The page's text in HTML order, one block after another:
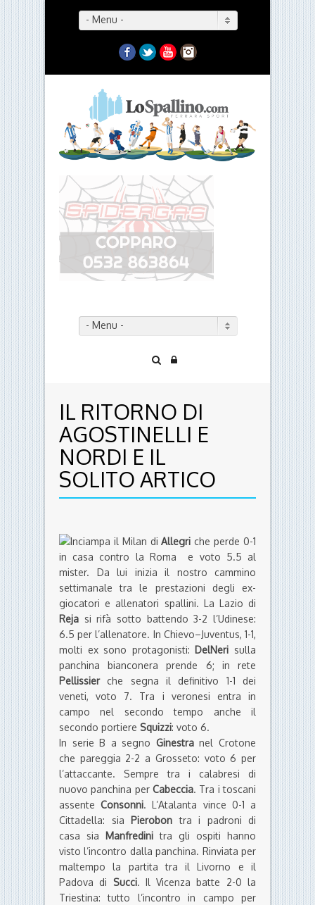
- Menu -
Facebook
TwitterYouTubeInstagram
- Menu -
IL RITORNO DI
AGOSTINELLI E
NORDI E IL
SOLITO ARTICO
Inciampa il Milan di Allegri che perde 0-1
in casa contro la Roma e voto 5.5 al
mister. Da lui inizia il nostro cammino
settimanale tra le prestazioni degli ex-
giocatori e allenatori spallini. La Lazio di
Reja si rifà sotto battendo 3-2 l’Udinese:
6.5 per l’allenatore. In Chievo–Juventus, 1-1,
molti ex sono protagonisti: DelNeri sulla
panchina bianconera prende 6; in rete
Pellissierche segna il definitivo 1-1 dei
veneti, voto 7. Tra i veronesi entra in
campo nel secondo tempo anche il
secondo portiere Squizzi: voto 6.
In serie B a segno Ginestranel Crotone
che pareggia 2-2 a Grosseto: voto 6 per
l’attaccante. Sempre tra i calabresi di
nuovo panchina per Cabeccia. Tra i toscani
assenteConsonni. L’Atalanta vince 0-1 a
Cittadella: sia Pierobon tra i padroni di
casa sia Manfredini tra gli ospiti hanno
visto l’incontro dalla panchina. Rinviata per
maltempo la partita tra il Livorno e il
Padova di Succi. Il Vicenza batte 2-0 la
Triestina: tutto l’incontro in campo per